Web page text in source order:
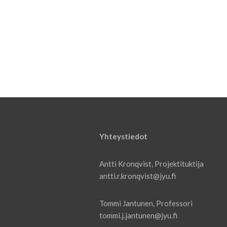
Yhteystiedot
Antti Kronqvist, Projektituktija
antti.r.kronqvist@jyu.fi
Tommi Jantunen, Professori
tommi.j.jantunen@jyu.fi